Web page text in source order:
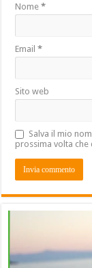
Nome*
Email*
Sito web
Salva il mio
prossima volta che